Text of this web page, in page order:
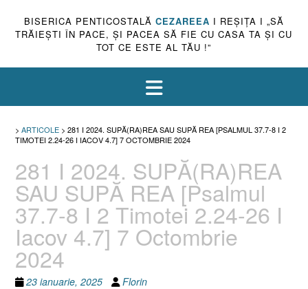
BISERICA PENTICOSTALĂ CEZAREEA I REŞIŢA I „SĂ
TRĂIEŞTI ÎN PACE, ŞI PACEA SĂ FIE CU CASA TA ŞI CU
TOT CE ESTE AL TĂU !”
> ARTICOLE > 281 I 2024. SUPĂ(RA)REA SAU SUPĂ REA [PSALMUL 37.7-8 I 2
TIMOTEI 2.24-26 I IACOV 4.7] 7 OCTOMBRIE 2024
281 I 2024. SUPĂ(RA)REA
SAU SUPĂ REA [Psalmul
37.7-8 I 2 Timotei 2.24-26 I
Iacov 4.7] 7 Octombrie
2024
23 ianuarie, 2025 Florin